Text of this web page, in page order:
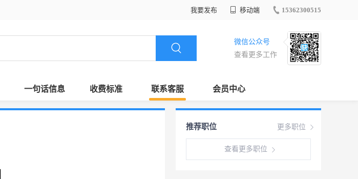
我要发布 移动端 15362300515
微信公众号
查看更多工作
一句话信息 收费标准 联系客服 会员中心
更多职位
推荐职位
查看更多职位